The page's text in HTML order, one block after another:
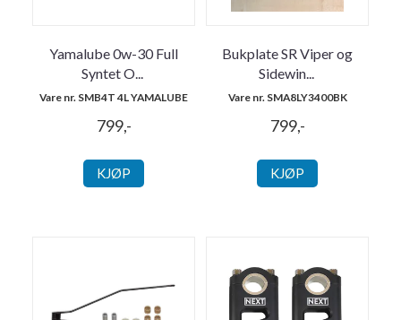
Yamalube 0w-30 Full
Syntet O...
Vare nr. SMB4T 4L YAMALUBE
799,-
KJØP
Bukplate SR Viper og
Sidewin...
Vare nr. SMA8LY3400BK
799,-
KJØP